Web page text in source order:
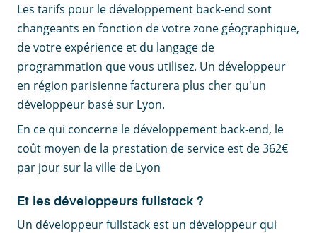
Les tarifs pour le développement back-end sont
changeants en fonction de votre zone géographique,
de votre expérience et du langage de
programmation que vous utilisez. Un développeur
en région parisienne facturera plus cher qu'un
développeur basé sur Lyon.
En ce qui concerne le développement back-end, le
coût moyen de la prestation de service est de 362€
par jour sur la ville de Lyon
Et les développeurs fullstack ?
Un développeur fullstack est un développeur qui